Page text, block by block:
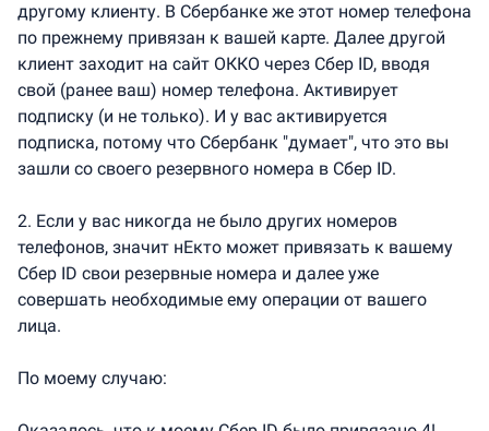
другому клиенту. В Сбербанке же этот номер телефона
по прежнему привязан к вашей карте. Далее другой
клиент заходит на сайт ОККО через Сбер ID, вводя
свой (ранее ваш) номер телефона. Активирует
подписку (и не только). И у вас активируется
подписка, потому что Сбербанк "думает", что это вы
зашли со своего резервного номера в Сбер ID.
2. Если у вас никогда не было других номеров
телефонов, значит нЕкто может привязать к вашему
Сбер ID свои резервные номера и далее уже
совершать необходимые ему операции от вашего
лица.
По моему случаю: